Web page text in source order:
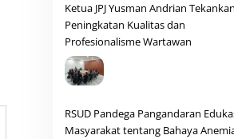
Ketua JPJ Yusman Andrian Tekankan
Peningkatan Kualitas dan
Profesionalisme Wartawan
RSUD Pandega Pangandaran
Masyarakat tentang Bahaya